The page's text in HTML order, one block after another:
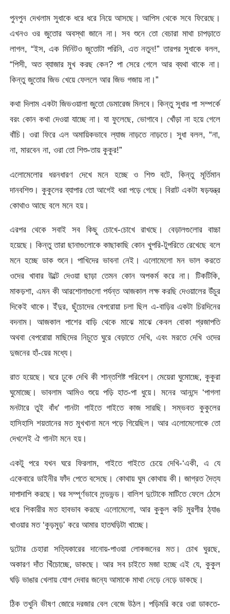
পুনপুন দেখলাম সুধাকে ধরে ধরে নিয়ে আসছে। আপিস থেকে সবে ফিরেছে।
এখনও ওর জুতোর অবস্থা জানে না। সব শুনে তো বেচারা মাথা চাপড়াতে
লাগল, “ইস, এক মিনিটও জুতোটা পরিনি, এত নতুন!” তারপর সুধাকে বলল,
“পিসী, অত ব্যাজার মুখ করছ কেন? পা সেরে গেলে আর ব্যথা থাকে না।
কিন্তু জুতোর জিভ খেয়ে ফেললে আর জিভ গজায় না।”
কথা দিলাম একটা জিভওয়ালা জুতো ডেমারেজ মিলবে। কিন্তু সুধার পা সম্পর্কে
বরং কোন কথা দেওয়া যাচ্ছে না। যা ফুলেছে, ভোগাবে। খোঁড়া না হয়ে গেলে
বাঁচি। ওরা ফিরে এল অমায়িকভাবে ল্যাজ নাড়তে নাড়তে। সুধা বলল, “না,
না, মারবেন না, ওরা তো শিশু-তায় কুকুর!”
এলোমেলোর ধরনধারণ দেখে মনে হচ্ছে ও শিশু বটে, কিন্তু মূর্তিমান
দানবশিশু। কুকুলের ব্যাপার তো আগেই ধরা পড়ে গেছে। বিরাট একটা ষড়যন্ত্র
কোথাও আছে বলে মনে হয়।
এরপর থেকে সবাই সব কিছু চোখে-চোখে রাখছে। বেড়ালগুলোর বাচ্চা
হয়েছে। কিন্তু তারা ছানাগুলোকে কাছাকাছি কোন খুপরি-টুপরিতে রেখেছে বলে
মনে হচ্ছে ডাক শুনে। পাখিদের ভাবনা নেই। এলোমেলো মন ভাল করতে
ওদের খাবার উল্টে দেওয়া ছাড়া তেমন কোন অপকর্ম করে না। টিকটিকি,
মাকড়শা, এমন কী আরশোলাগুলো পর্যন্ত আজকাল লক্ষ করছি দেওয়ালের উঁচুর
দিকেই থাকে। ইঁদুর, ছুঁচোদের বেপরোয়া চলা ছিল এ-বাড়ির একটা চিরদিনের
বদনাম। আজকাল পাশের বাড়ি থেকে মাঝে মাঝে কেবল বোকা প্রজাপতি
অথবা বেপরোয়া মাছিদের নিচুতে ঘুরে বেড়াতে দেখি, এবং মরতে দেখি ওদের
দুজনের হাঁ-য়ের মধ্যে।
রাত হয়েছে। ঘরে ঢুকে দেখি কী শান্তশিষ্ট পরিবেশ। মেয়েরা ঘুমোচ্ছে, কুকুরা
ঘুমোচ্ছে। ভাবলাম আমিও শুয়ে পড়ি হাত-পা ধুয়ে। মনের আনন্দে ‘পাগলা
মনটারে তুই বাঁধ’ গানটা গাইতে গাইতে কাজ সারছি। সম্ভবত কুকুলের
হাসিহাসি শয়তানের মত মুখখানা মনে পড়ে গিয়েছিল। আর এলোমেলোকে তো
দেখলেই ঐ গানটা মনে হয়।
একটু পরে যখন ঘরে ফিরলাম, গাইতে গাইতে চেয়ে দেখি-‘একী, এ যে
একেবারে ডাইনীর ফাঁদ পেতে বসেছে। কোথায় ঘুম কোথায় কী। জাগ্রত দৈত্য
দাপাদাপি করছে। ঘর সম্পূর্ণভাবে লন্ডভন্ড। বালিশ দুটোকে মাটিতে ফেলে ঠেসে
ধরে শিকারীর মত হাবভাব করছে এলোমেলো, আর কুকুল কচি মুরগীর ঠ্যাঙ
খাওয়ার মত ‘কুড়মুড়’ করে আমার হাতঘড়িটা খাচ্ছে।
দুটোর চেহারা সত্যিকারের দানোয়-পাওয়া লোকজনের মত। চোখ ঘুরছে,
অকারণ দাঁত খিঁচোচ্ছে, ডাকছে। আর সব চাইতে মজা হচ্ছে এই যে, কুকুল
ঘড়ি ভাঙার খেলায় যোগ দেবার জন্যে আমাকে মাথা নেড়ে নেড়ে ডাকছে।
ঠিক তখুনি ভীষণ জোরে দরজার বেল বেজে উঠল। পড়িমরি করে ওরা ডাকতে-